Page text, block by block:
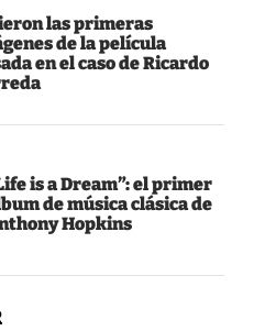
las primeras
de la película
en el caso de Ricardo
is a Dream”: el primer
de música clásica de
Hopkins